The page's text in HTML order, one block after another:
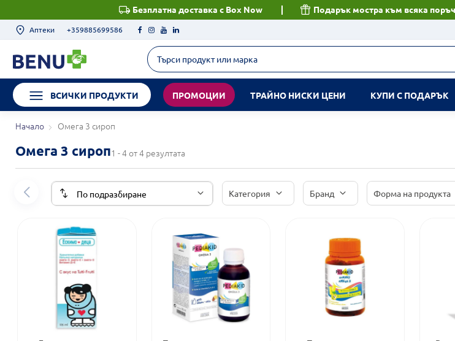
Безплатна доставка с Box Now Подарък мостра към всяка
Аптеки +359885699586
ВСИЧКИ ПРОДУКТИ ПРОМОЦИИ ТРАЙНО НИСКИ ЦЕНИ КУПИ С ПОДАРЪК
Начало Омега 3 сироп
Омега 3 сироп1 - 4 от 4 резултата
Категория Бранд Форма на продукта